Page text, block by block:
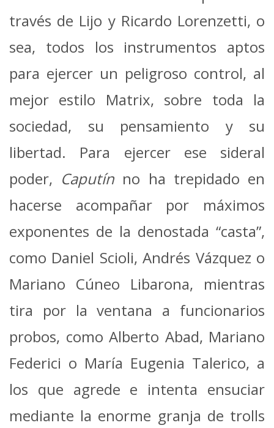
través de Lijo y Ricardo Lorenzetti, o
sea, todos los instrumentos aptos
para ejercer un peligroso control, al
mejor estilo Matrix, sobre toda la
sociedad, su pensamiento y su
libertad. Para ejercer ese sideral
poder, Caputín no ha trepidado en
hacerse acompañar por máximos
exponentes de la denostada “casta”,
como Daniel Scioli, Andrés Vázquez o
Mariano Cúneo Libarona, mientras
tira por la ventana a funcionarios
probos, como Alberto Abad, Mariano
Federici o María Eugenia Talerico, a
los que agrede e intenta ensuciar
mediante la enorme granja de trolls